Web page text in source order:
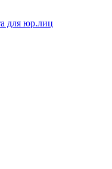
для юр.лиц